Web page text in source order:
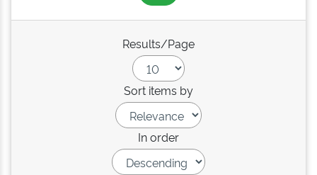
Results/Page
Sort items by
In order